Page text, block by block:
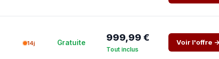
14j Gratuite 999,99 €
Tout inclus
Voir l'offre